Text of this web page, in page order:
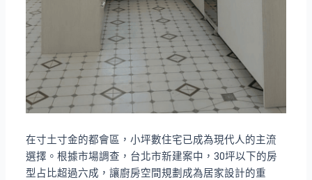
在寸土寸金的都會區，小坪數住宅已成為現代人的主流
選擇。根據市場調查，台北市新建案中，30坪以下的房
型占比超過六成，讓廚房空間規劃成為居家設計的重